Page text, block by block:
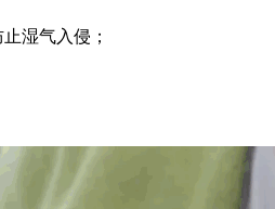
湿气入侵；